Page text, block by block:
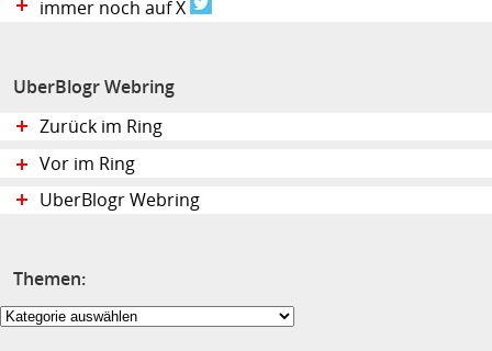
immer noch auf X
UberBlogr Webring
Zurück im Ring
Vor im Ring
UberBlogr Webring
Themen:
Themen: